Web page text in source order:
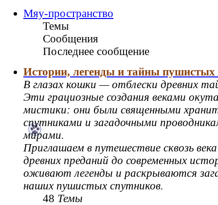
Мяу-пространство
Темы
Сообщения
Последнее сообщение
Истории, легенды и тайны пушистых
В глазах кошки — отблески древних
Эти грациозные создания веками
мистики: они были священными
спутниками и загадочными
мирами.
Приглашаем в путешествие сквозь
древних преданий до современных
оживают легенды и раскрываются
наших пушистых спутников.
48 Темы